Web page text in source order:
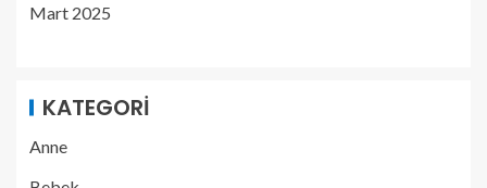
Mart 2025
KATEGORI
Anne